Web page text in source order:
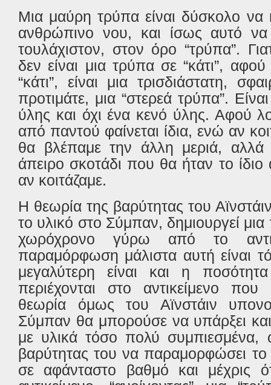
Μια μαύρη τρύπα είναι δύσκολο να
ανθρώπινο νου, και ίσως αυτό να
τουλάχιστον, στον όρο “τρύπα”.
δεν είναι μια τρύπα σε “κάτι”,
“κάτι”, είναι μια τρισδιάστατη,
προτιμάτε, μια “στερεά τρύπα”.
ύλης και όχι ένα κενό ύλης. Αφού
από παντού φαίνεται ίδια, ενώ αν
θα βλέπαμε την άλλη μεριά, αλλά
άπειρο σκοτάδι που θα ήταν το
αν κοιτάζαμε.
Η θεωρία της βαρύτητας του
το υλικό στο Σύμπαν, δημιουργεί
χωρόχρονο γύρω από το
παραμόρφωση μάλιστα αυτή είναι
μεγαλύτερη είναι και η
περιέχονται στο αντικείμενο
θεωρία όμως του Αϊνστάιν
Σύμπαν θα μπορούσε να υπάρξει και
με υλικά τόσο πολύ
βαρύτητας του να παραμορφώσει
σε αφάνταστο βαθμό και μέχρις